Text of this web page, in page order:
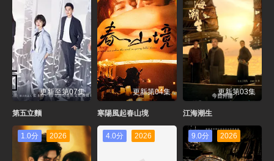
更新至第07集
第五立麵
更新第04集
寒陽風起春山境
更新第03集
江海潮生
1.0分 2026 4.0分 2026 9.0分 2026